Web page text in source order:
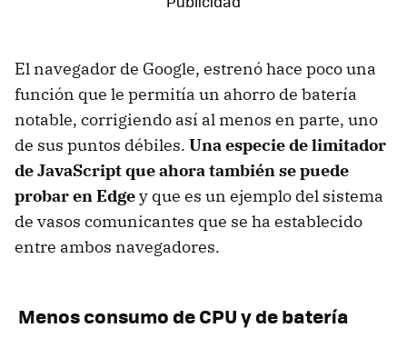
El navegador de Google, estrenó hace poco una
función que le permitía un ahorro de batería
notable, corrigiendo así al menos en parte, uno
de sus puntos débiles. Una especie de limitador
de JavaScript que ahora también se puede
probar en Edgey que es un ejemplo del sistema
de vasos comunicantes que se ha establecido
entre ambos navegadores.
Menos consumo de CPU y de batería